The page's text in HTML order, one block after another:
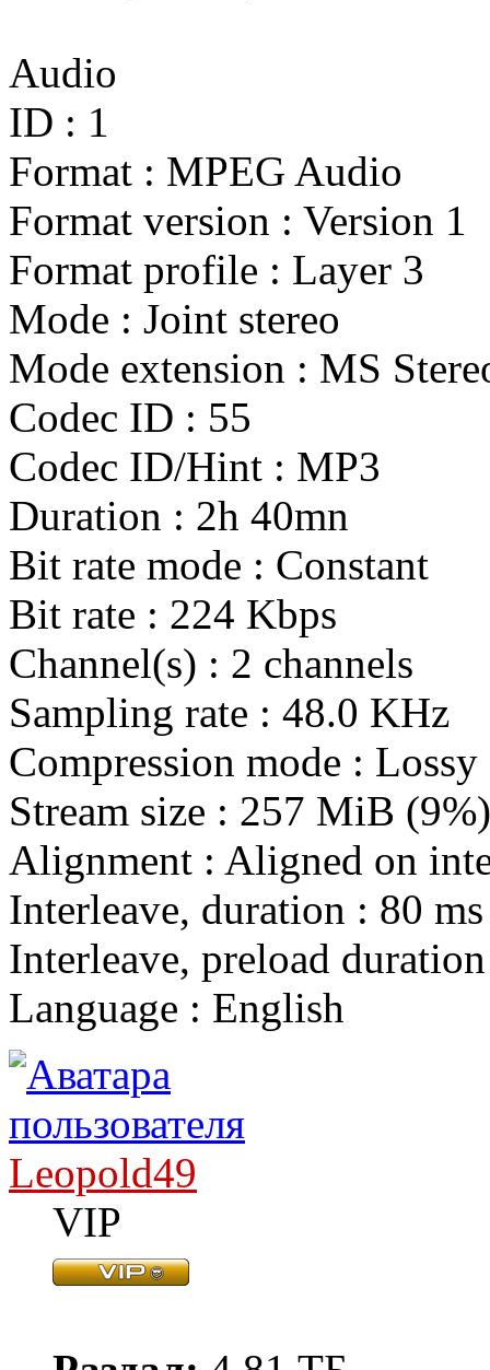
Audio
ID : 1
Format : MPEG Audio
Format version : Version 1
Format profile : Layer 3
Mode : Joint stereo
Mode extension : MS
Codec ID : 55
Codec ID/Hint : MP3
Duration : 2h 40mn
Bit rate mode : Constant
Bit rate : 224 Kbps
Channel(s) : 2 channels
Sampling rate : 48.0 KHz
Compression mode : Lossy
Stream size : 257 MiB (9%)
Alignment : Aligned on
Interleave, duration : 80
Interleave, preload
Language : English
Leopold49
VIP